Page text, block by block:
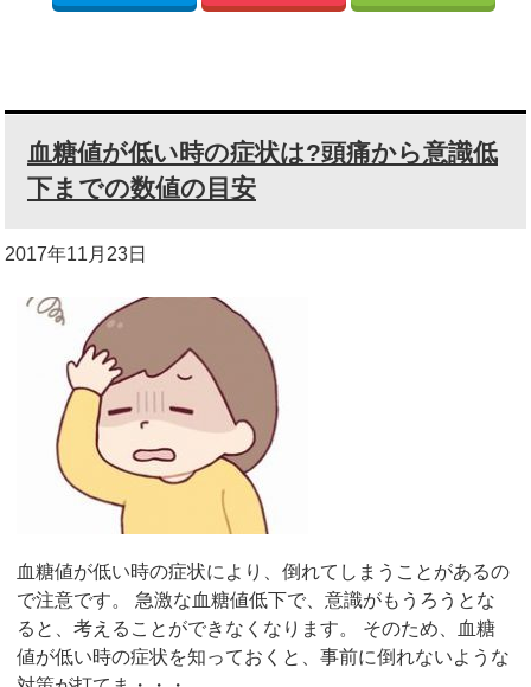
血糖値が低い時の症状は?頭痛から意識低
下までの数値の目安
2017年11月23日
血糖値が低い時の症状により、倒れてしまうことがあるの
で注意です。 急激な血糖値低下で、意識がもうろうとな
ると、考えることができなくなります。 そのため、血糖
値が低い時の症状を知っておくと、事前に倒れないような